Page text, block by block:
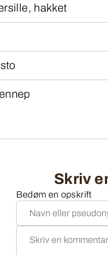
hakket
Skriv
Bedøm en opskrift